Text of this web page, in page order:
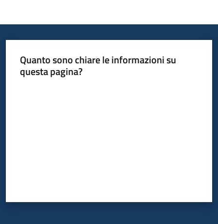
Quanto sono chiare le informazioni su
questa pagina?